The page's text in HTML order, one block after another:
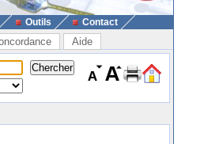
Outils Contact
Aide